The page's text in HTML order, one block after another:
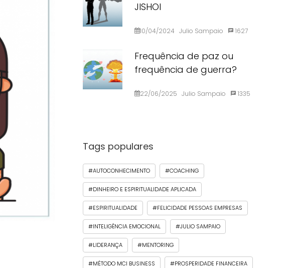
JISHOI
10/04/2024 Julio Sampaio 1627
Frequência de paz ou
frequência de guerra?
22/06/2025 Julio Sampaio 1335
Tags populares
#AUTOCONHECIMENTO #COACHING
#DINHEIRO E ESPIRITUALIDADE APLICADA
#ESPIRITUALIDADE #FELICIDADE PESSOAS EMPRESAS
#INTELIGÊNCIA EMOCIONAL #JULIO SAMPAIO
#LIDERANÇA #MENTORING
#MÉTODO MCI BUSINESS #PROSPERIDADE FINANCEIRA